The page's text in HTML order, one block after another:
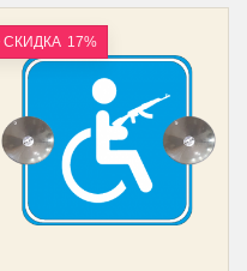
СКИДКА 17%